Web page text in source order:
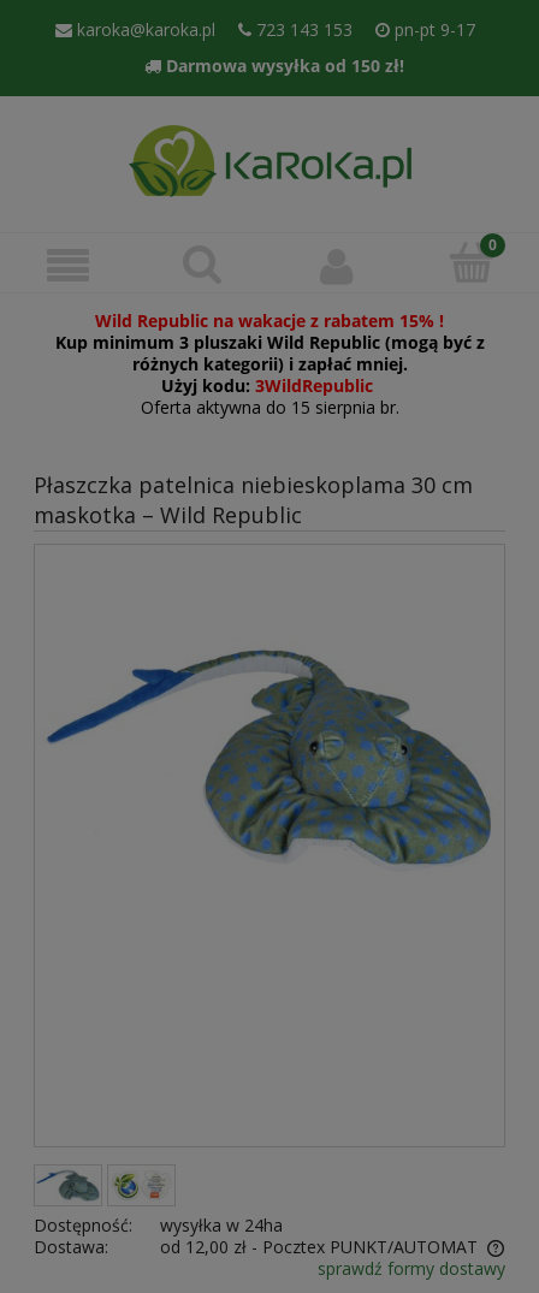
karoka@karoka.pl 723 143 153
pn-pt 9-17
Darmowa wysyłka od 150 zł!
Wild Republic na wakacje z rabatem 15% !
Kup minimum 3 pluszaki Wild Republic (mogą być z
różnych kategorii) i zapłać mniej.
Użyj kodu: 3WildRepublic
Oferta aktywna do 15 sierpnia br.
Płaszczka patelnica niebieskoplama 30 cm
maskotka – Wild Republic
Dostępność:
wysyłka w 24ha
Dostawa:
od 12,00 zł - Pocztex PUNKT/AUTOMAT
Cena nie zawiera ewentualnych kosztów płatności
sprawdź formy dostawy